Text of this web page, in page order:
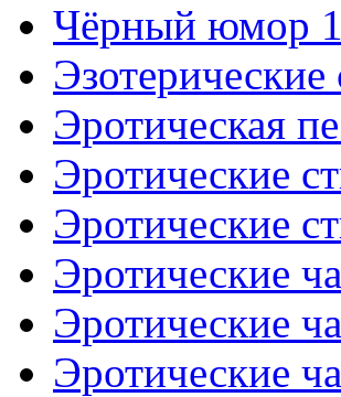
Чёрный юмор
Эзотерические
Эротическая
Эротические
Эротические
Эротические
Эротические
Эротические